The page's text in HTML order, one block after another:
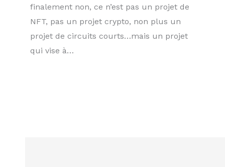
finalement non, ce n’est pas un projet de
NFT, pas un projet crypto, non plus un
projet de circuits courts…mais un projet
qui vise à…